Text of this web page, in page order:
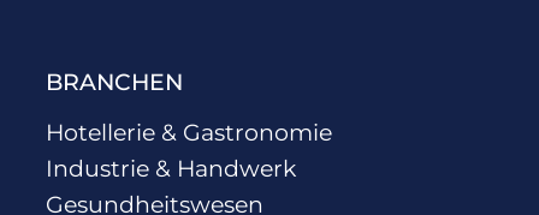
BRANCHEN
Hotellerie & Gastronomie
Industrie & Handwerk
Gesundheitswesen